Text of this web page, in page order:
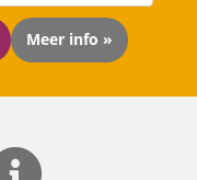
Meer info »